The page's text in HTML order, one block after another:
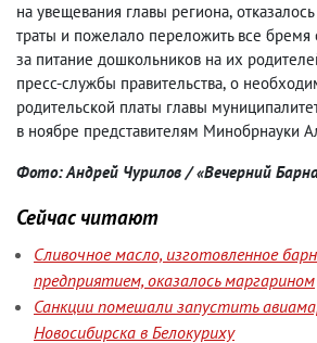
на увещевания главы региона,
траты и пожелало переложить все бремя
за питание дошкольников на их
пресс-службы правительства, о
родительской платы главы
в ноябре представителям Минобрнауки
Фото: Андрей Чурилов / «Вечерний
Сейчас читают
Сливочное масло, изготовленное
предприятием, оказалось маргарином
Санкции помешали запустить
Новосибирска в Белокуриху